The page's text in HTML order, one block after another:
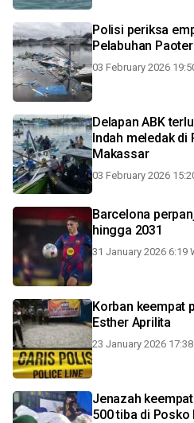
Polisi periksa
Pelabuhan
03 February 2026
Delapan ABK terluka
Indah meledak di
Makassar
03 February 2026
Barcelona
hingga 2031
31 January 2026 6:19
Korban keempat
Esther Aprilita
23 January 2026
Jenazah
500 tiba di